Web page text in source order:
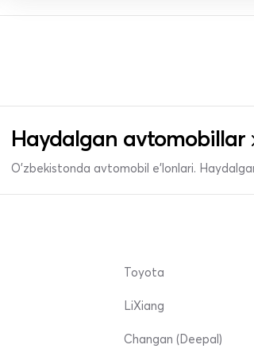
Haydalgan avtomobillar
O'zbekistonda avtomobil e’lonlari.
Toyota
LiXiang
Changan (Deepal)